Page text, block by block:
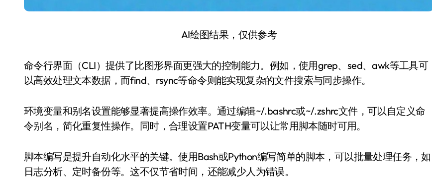
AI绘图结果，仅供参考
命令行界面（CLI）提供了比图形界面更强大的控制能力。例如，使用grep、sed、awk等工具可
以高效处理文本数据，而find、rsync等命令则能实现复杂的文件搜索与同步操作。
环境变量和别名设置能够显著提高操作效率。通过编辑~/.bashrc或~/.zshrc文件，可以自定义命
令别名，简化重复性操作。同时，合理设置PATH变量可以让常用脚本随时可用。
脚本编写是提升自动化水平的关键。使用Bash或Python编写简单的脚本，可以批量处理任务，如
日志分析、定时备份等。这不仅节省时间，还能减少人为错误。